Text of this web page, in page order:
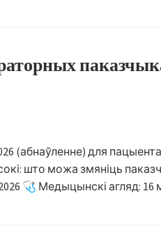
(абнаўленне) для
што можа змяніць
2026 🩺 Медыцынскі агляд: